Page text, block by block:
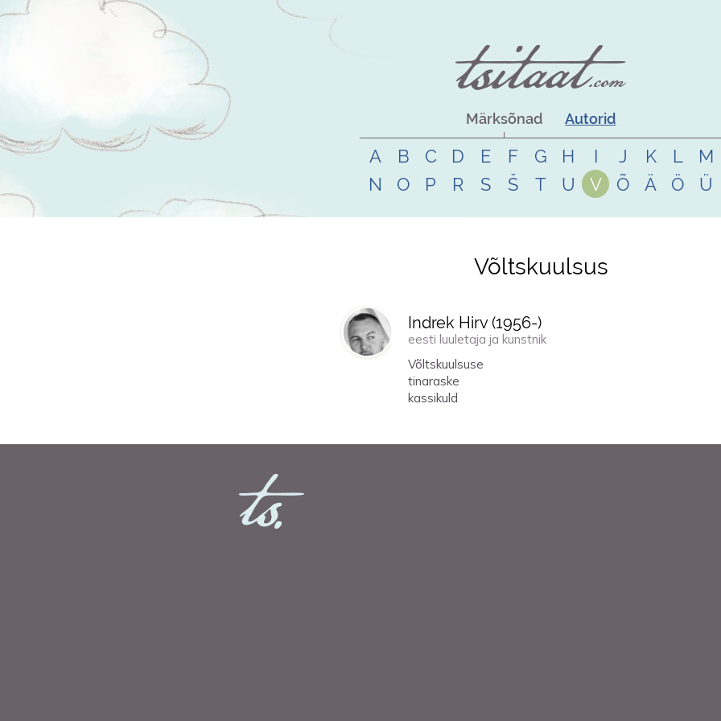
Märksõnad Autorid
A B C D E F G H I J K L
M
N
O P R S Š T U V Õ Ä Ö Ü
Võltskuulsus
Indrek Hirv (1956-)
eesti luuletaja ja kunstnik
Võltskuulsuse
tinaraske
kassikuld